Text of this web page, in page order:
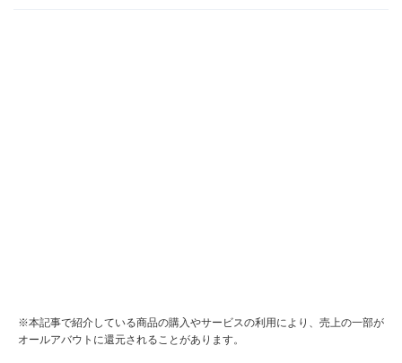
※本記事で紹介している商品の購入やサービスの利用により、売上の一部が
オールアバウトに還元されることがあります。